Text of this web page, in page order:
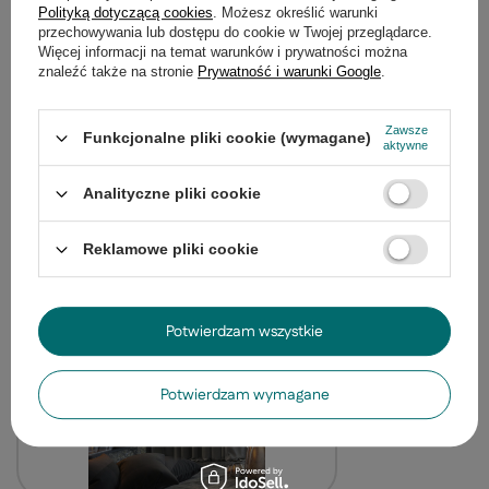
Potrzebujesz pomocy? Masz pytania?
Zadaj pytanie a my odpowiemy
odpowiedzi publikując dla innych.
Produkty z tej samej serii
Polityką dotyczącą cookies. Możesz określić warunki
przechowywania lub dostępu do cookie w Twojej przeglądarce.
Więcej informacji na temat warunków i prywatności można
znaleźć także na stronie Prywatność i warunki Google.
Funkcjonalne pliki cookie (wymagane)
Zawsze
aktywne
Analityczne pliki cookie
Reklamowe pliki cookie
Potwierdzam wymagane
Potwierdzam wszystkie